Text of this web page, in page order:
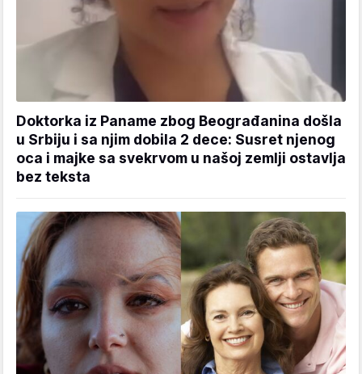
Doktorka iz Paname zbog Beograđanina došla
u Srbiju i sa njim dobila 2 dece: Susret njenog
oca i majke sa svekrvom u našoj zemlji ostavlja
bez teksta